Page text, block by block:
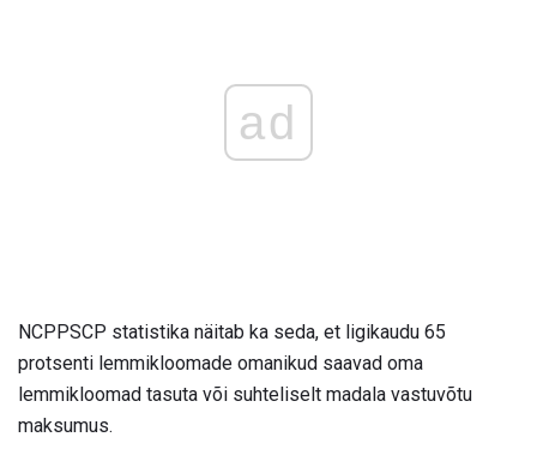
ad
NCPPSCP statistika näitab ka seda, et ligikaudu 65
protsenti lemmikloomade omanikud saavad oma
lemmikloomad tasuta või suhteliselt madala vastuvõtu
maksumus.